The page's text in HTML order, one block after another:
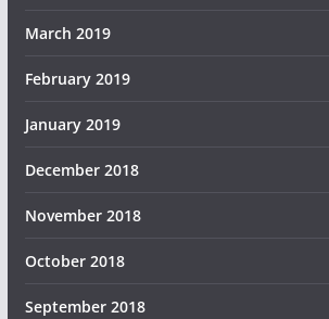
March 2019
February 2019
January 2019
December 2018
November 2018
October 2018
September 2018